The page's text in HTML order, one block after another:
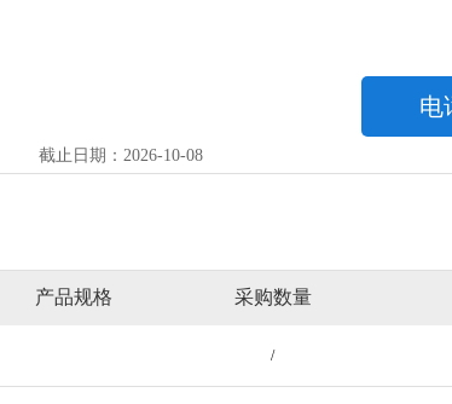
截止日期：2026-10-08
电
产品规格 采购数量
/